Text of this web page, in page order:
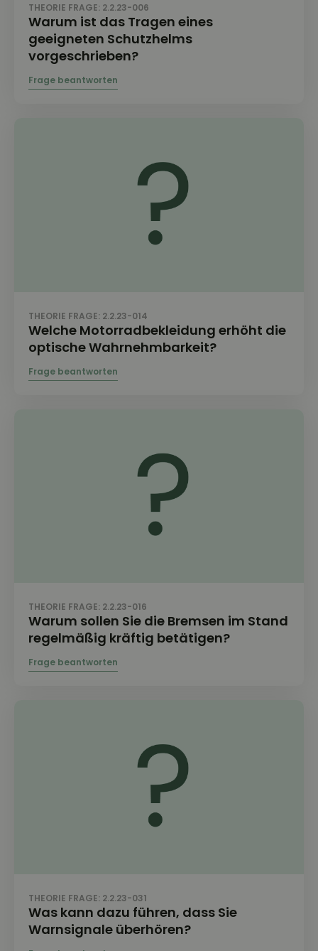
THEORIE FRAGE: 2.2.23-006
Warum ist das Tragen eines
geeigneten Schutzhelms
vorgeschrieben?
THEORIE FRAGE: 2.2.23-014
Welche Motorradbekleidung erhöht die
optische Wahrnehmbarkeit?
THEORIE FRAGE: 2.2.23-016
Warum sollen Sie die Bremsen im Stand
regelmäßig kräftig betätigen?
THEORIE FRAGE: 2.2.23-031
Was kann dazu führen, dass Sie
Warnsignale überhören?